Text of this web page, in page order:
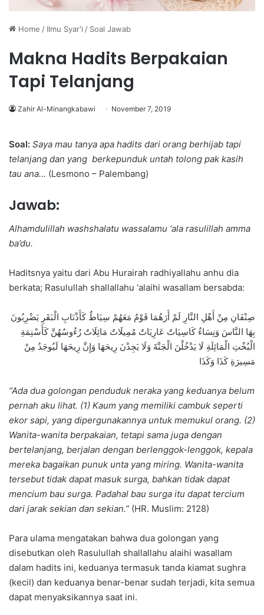
Home / Ilmu Syar'i / Soal Jawab
Makna Hadits Berpakaian
Tapi Telanjang
Zahir Al-Minangkabawi November 7, 2019
Soal: Saya mau tanya apa hadits dari orang berhijab tapi
telanjang dan yang berkepunduk untah tolong pak kasih
tau ana… (Lesmono – Palembang)
Jawab:
Alhamdulillah washshalatu wassalamu ‘ala rasulillah amma
ba’du.
Haditsnya yaitu dari Abu Hurairah radhiyallahu anhu dia
berkata; Rasulullah shallallahu ‘alaihi wasallam bersabda:
صِنْفَانِ مِنْ أَهْلِ النَّارِ لَمْ أَرَهُمَا قَوْمٌ مَعَهُمْ سِيَاطٌ كَأَذْنَابِ الْبَقَرِ يَضْرِبُونَ
بِهَا النَّاسَ وَنِسَاءٌ كَاسِيَاتٌ عَارِيَاتٌ مُمِيلَاتٌ مَائِلَاتٌ رُءُوسُهُنَّ كَأَسْنِمَةِ
الْبُخْتِ الْمَائِلَةِ لَا يَدْخُلْنَ الْجَنَّةَ وَلَا يَجِدْنَ رِيحَهَا وَإِنَّ رِيحَهَا لَيُوجَدُ مِنْ
مَسِيرَةِ كَذَا وَكَذَا
“Ada dua golongan penduduk neraka yang keduanya belum
pernah aku lihat. (1) Kaum yang memiliki cambuk seperti
ekor sapi, yang dipergunakannya untuk memukul orang. (2)
Wanita-wanita berpakaian, tetapi sama juga dengan
bertelanjang, berjalan dengan berlenggok-lenggok, kepala
mereka bagaikan punuk unta yang miring. Wanita-wanita
tersebut tidak dapat masuk surga, bahkan tidak dapat
mencium bau surga. Padahal bau surga itu dapat tercium
dari jarak sekian dan sekian.” (HR. Muslim: 2128)
Para ulama mengatakan bahwa dua golongan yang
disebutkan oleh Rasulullah shallallahu alaihi wasallam
dalam hadits ini, keduanya termasuk tanda kiamat sughra
(kecil) dan keduanya benar-benar sudah terjadi, kita semua
dapat menyaksikannya saat ini.